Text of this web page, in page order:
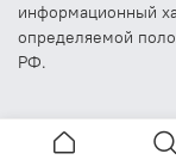
информационный
определяемой
РФ.